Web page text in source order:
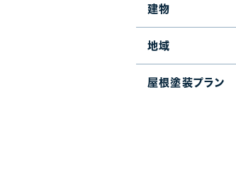
建物
地域
屋根塗装プラン